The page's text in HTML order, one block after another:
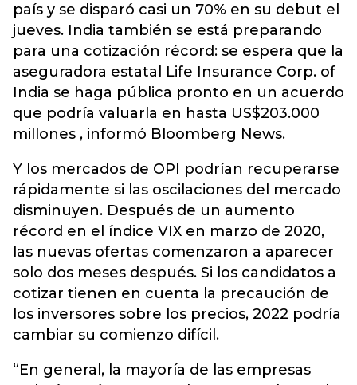
país y se disparó casi un 70% en su debut el
jueves. India también se está preparando
para una cotización récord: se espera que la
aseguradora estatal Life Insurance Corp. of
India se haga pública pronto en un acuerdo
que podría valuarla en hasta US$203.000
millones , informó Bloomberg News.
Y los mercados de OPI podrían recuperarse
rápidamente si las oscilaciones del mercado
disminuyen. Después de un aumento
récord en el índice VIX en marzo de 2020,
las nuevas ofertas comenzaron a aparecer
solo dos meses después. Si los candidatos a
cotizar tienen en cuenta la precaución de
los inversores sobre los precios, 2022 podría
cambiar su comienzo difícil.
“En general, la mayoría de las empresas